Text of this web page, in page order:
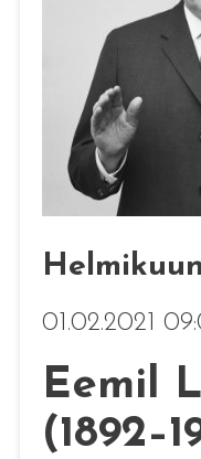
01.02.2021
Eemil